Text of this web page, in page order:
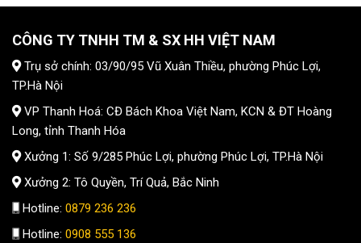
CÔNG TY TNHH TM & SX HH VIỆT NAM
Trụ sở chính: 03/90/95 Vũ Xuân Thiều, phường Phúc Lợi,
TP.Hà Nội
VP Thanh Hoá: CĐ Bách Khoa Việt Nam, KCN & ĐT Hoàng
Long, tỉnh Thanh Hóa
Xưởng 1: Số 9/285 Phúc Lợi, phường Phúc Lợi, TP.Hà Nội
Xưởng 2: Tô Quyền, Trí Quả, Bắc Ninh
Hotline: 0879 236 236
Hotline: 0908 555 136